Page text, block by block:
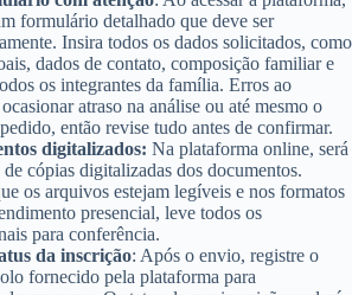
formulário detalhado que deve ser
Insira todos os dados solicitados, como
dados de contato, composição familiar e
os integrantes da família. Erros ao
atraso na análise ou até mesmo o
então revise tudo antes de confirmar.
digitalizados: Na plataforma online, será
cópias digitalizadas dos documentos.
os arquivos estejam legíveis e nos formatos
presencial, leve todos os
para conferência.
da inscrição: Após o envio, registre o
fornecido pela plataforma para